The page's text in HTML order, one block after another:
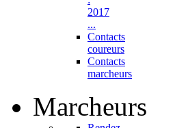
2017
...
Contacts
coureurs
Contacts
marcheurs
Marcheurs